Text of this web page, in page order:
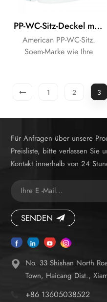
PP-WC-Sitz-Deckel mit soft close und quick release für Badezimmer
American PP-WC-Sitz.
Soem-Marke wie Ihre
1 2 3
Für Anfragen über unsere
Preisliste, bitte verlassen Sie
Kontakt innerhalb von 24
SENDEN
No. 33 Shishan North
Town, Haicang Dist.,
+86 13605038522